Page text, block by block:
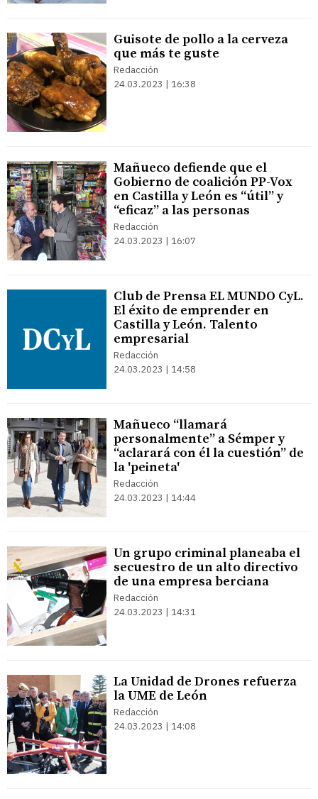
Guisote de pollo a la cerveza
que más te guste
Redacción
24.03.2023 | 16:38
Mañueco defiende que el
Gobierno de coalición PP-Vox
en Castilla y León es “útil” y
“eficaz” a las personas
Redacción
24.03.2023 | 16:07
Club de Prensa EL MUNDO CyL.
El éxito de emprender en
Castilla y León. Talento
empresarial
Redacción
24.03.2023 | 14:58
Mañueco “llamará
personalmente” a Sémper y
“aclarará con él la cuestión” de
la 'peineta'
Redacción
24.03.2023 | 14:44
Un grupo criminal planeaba el
secuestro de un alto directivo
de una empresa berciana
Redacción
24.03.2023 | 14:31
La Unidad de Drones refuerza
la UME de León
Redacción
24.03.2023 | 14:08